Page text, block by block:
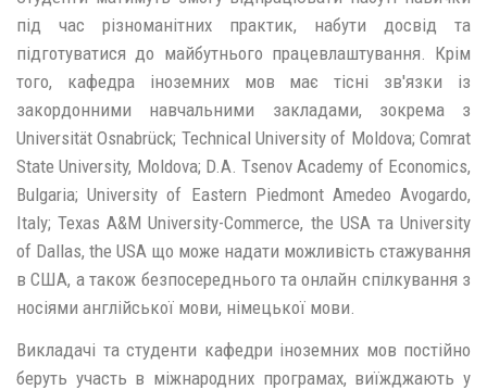
під час різноманітних практик, набути досвід та
підготуватися до майбутнього працевлаштування. Крім
того, кафедра іноземних мов має тісні зв'язки із
закордонними навчальними закладами, зокрема з
Universität Osnabrück; Technical University of Moldova; Comrat
State University, Moldova; D.A. Tsenov Academy of Economics,
Bulgaria; University of Eastern Piedmont Amedeo Avogardo,
Italy; Texas A&M University-Commerce, the USA та University
of Dallas, the USA що може надати можливість стажування
в США, а також безпосереднього та онлайн спілкування з
носіями англійської мови, німецької мови.
Викладачі та студенти кафедри іноземних мов постійно
беруть участь в міжнародних програмах, виїжджають у